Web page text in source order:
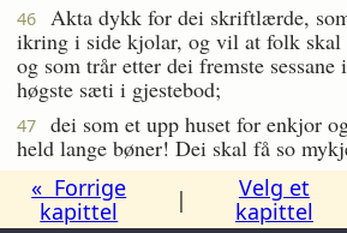
46
Akta dykk for dei skriftlærde,
ikring i side kjolar, og vil at folk skal
og som trår etter dei fremste sessane
høgste sæti i gjestebod;
47
dei som et upp huset for enkjor
held lange bøner! Dei skal få so
« Forrige
kapittel
|
Velg et
kapittel